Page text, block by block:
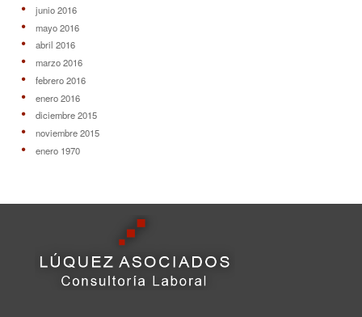
junio 2016
mayo 2016
abril 2016
marzo 2016
febrero 2016
enero 2016
diciembre 2015
noviembre 2015
enero 1970